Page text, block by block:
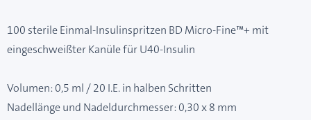
100 sterile Einmal-Insulinspritzen BD Micro-Fine™+ mit
eingeschweißter Kanüle für U40-Insulin
Volumen: 0,5 ml / 20 I.E. in halben Schritten
Nadellänge und Nadeldurchmesser: 0,30 x 8 mm